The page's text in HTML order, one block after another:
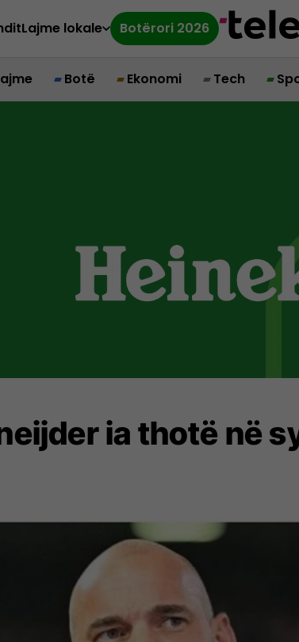
Lajme lokale Botërori 2026
Botë Ekonomi Tech
ia thotë në